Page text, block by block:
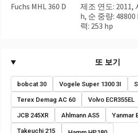
Fuchs MHL 360 D
제조 연도: 2011, 시간: 13335
h, 순 중량:
력: 253 hp
또 보기
bobcat 30 Vogele Super 1300 3I
Terex Demag AC 60 Volvo ECR355EL
JCB 245XR Ahlmann AS5 Yanmar
Takeuchi 215